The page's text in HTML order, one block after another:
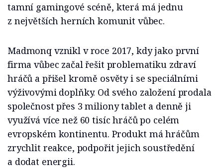
tamní gamingové scéně, která má jednu
z největších herních komunit vůbec.
Madmonq vznikl v roce 2017, kdy jako první
firma vůbec začal řešit problematiku zdraví
hráčů a přišel kromě osvěty i se speciálními
výživovými doplňky. Od svého založení prodala
společnost přes 3 miliony tablet a denně ji
využívá více než 60 tisíc hráčů po celém
evropském kontinentu. Produkt má hráčům
zrychlit reakce, podpořit jejich soustředění
a dodat energii.